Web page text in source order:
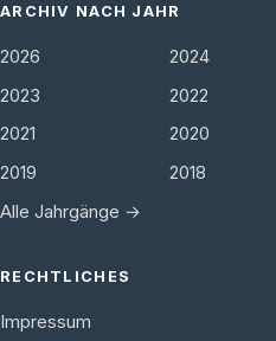
ARCHIV NACH JAHR
2026
2024
2023
2022
2021
2020
2019
2018
Alle Jahrgänge →
RECHTLICHES
Impressum